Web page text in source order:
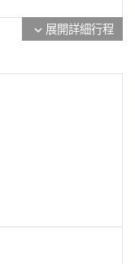
expand_more 展開詳細行程